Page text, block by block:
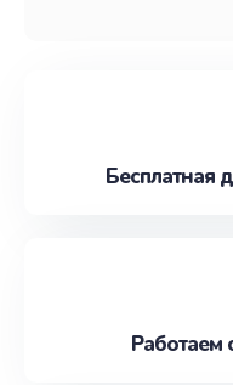
Бесплатная
Работаем